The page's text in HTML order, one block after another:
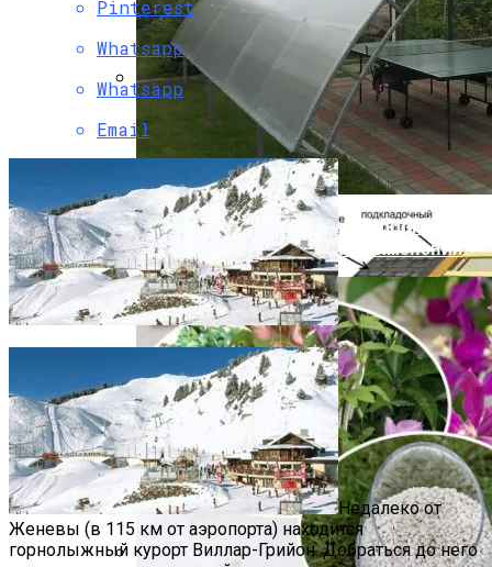
Курорта
Отдых В Испанской Глубинке — Коста
Де Альмерия
Какие Материалы Позволяют
Устойчиво Выдерживать Снеговые
Нагрузки На Крыше
Профилированный Поликарбонат:
Преимущества И Сфера Применения
Pinterest
Whatsapp
Whatsapp
Email
Недалеко от
Женевы (в 115 км от аэропорта) находится
горнолыжный курорт Виллар-Грийон. Добраться до него